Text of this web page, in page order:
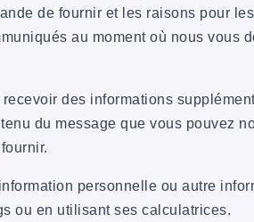
de fournir et les raisons pour
au moment où nous vous
des informations
du message que vous pouvez
personnelle ou autre
ou en utilisant ses calculatrices.